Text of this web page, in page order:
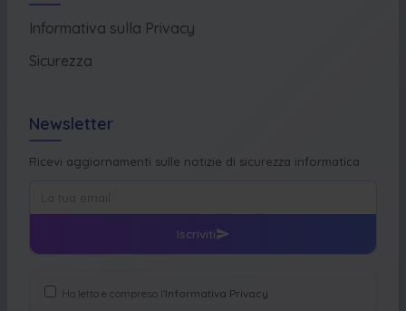
Informativa sulla Privacy
Sicurezza
Newsletter
Ricevi aggiornamenti sulle notizie di sicurezza informatica
Iscriviti
Ho letto e compreso l'Informativa Privacy